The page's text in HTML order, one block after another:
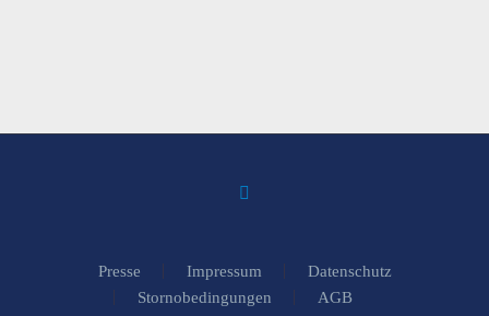
Presse Impressum
Datenschutz
Stornobedingungen
AGB